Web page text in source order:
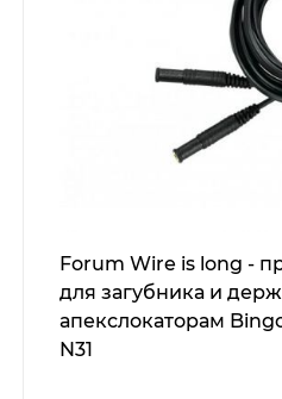
Forum Wire is long -
для загубника и
апекслокаторам
N31